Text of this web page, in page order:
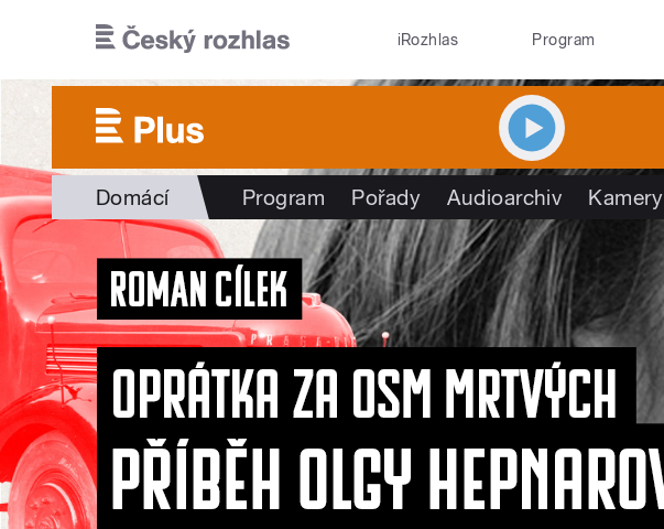
iRozhlas Program
Domácí Program Pořady Audioarchiv Kamery